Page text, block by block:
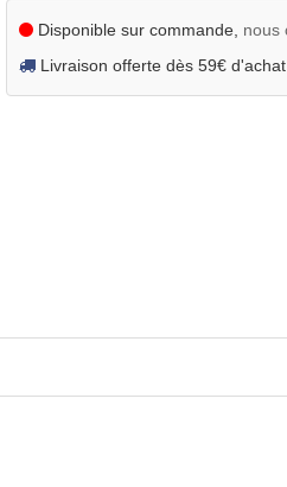
Disponible sur commande, nous
Livraison offerte dès 59€ d'achat